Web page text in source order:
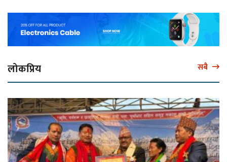
लोकप्रिय सबै